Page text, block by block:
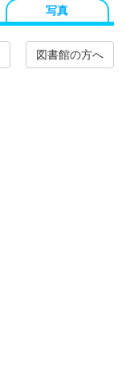
写真
図書館の方へ